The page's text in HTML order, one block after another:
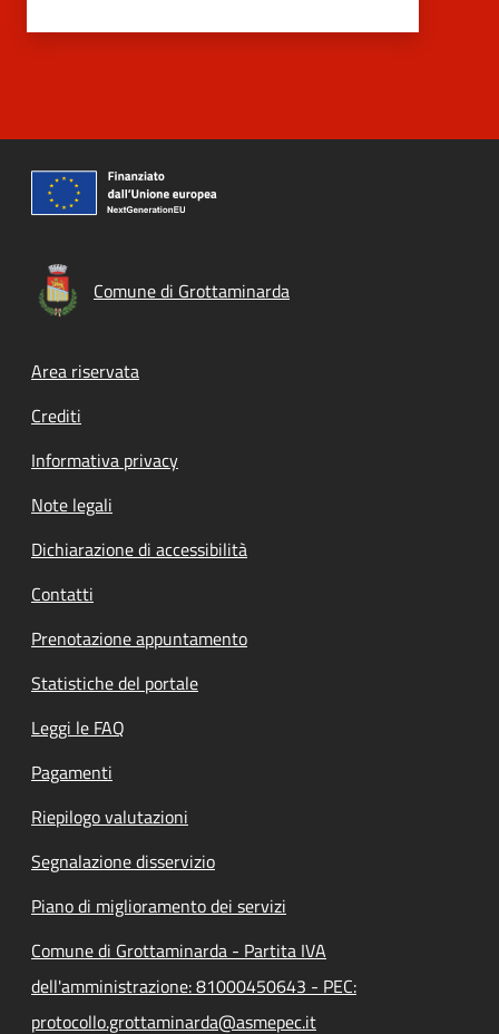
Comune di Grottaminarda
Footer menu
Area riservata
Crediti
Informativa privacy
Note legali
Dichiarazione di accessibilità
Contatti
Prenotazione appuntamento
Statistiche del portale
Leggi le FAQ
Pagamenti
Riepilogo valutazioni
Segnalazione disservizio
Piano di miglioramento dei servizi
Comune di Grottaminarda - Partita IVA
dell'amministrazione: 81000450643 - PEC:
protocollo.grottaminarda@asmepec.it